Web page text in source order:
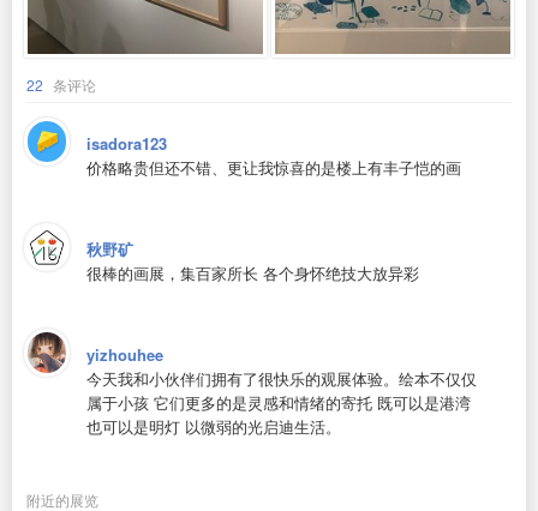
22 条评论
isadora123
价格略贵但还不错、更让我惊喜的是楼上有丰子恺的画
秋野矿
很棒的画展，集百家所长 各个身怀绝技大放异彩
yizhouhee
今天我和小伙伴们拥有了很快乐的观展体验。绘本不仅仅
属于小孩 它们更多的是灵感和情绪的寄托 既可以是港湾
也可以是明灯 以微弱的光启迪生活。
附近的展览